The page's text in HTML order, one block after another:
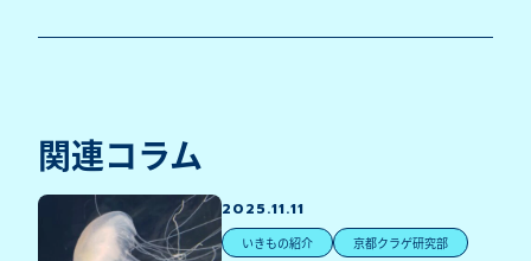
関連コラム
2025.11.11
いきもの紹介 京都クラゲ研究部